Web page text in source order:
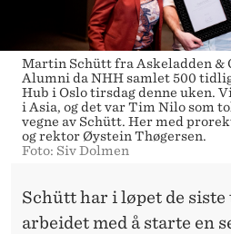
Martin Schütt fra Askeladden &
Alumni da NHH samlet 500
Hub i Oslo tirsdag denne uken.
i Asia, og det var Tim Nilo som
vegne av Schütt. Her med
og rektor Øystein Thøgersen.
Foto: Siv Dolmen
Schütt har i løpet de siste
arbeidet med å starte en